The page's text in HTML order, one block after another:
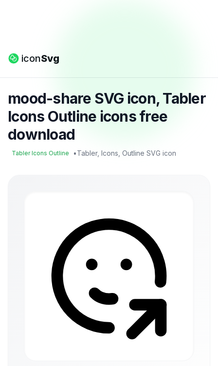
iconSvg
mood-share SVG icon, Tabler
Icons Outline icons free
download
Tabler Icons Outline •Tabler, Icons, Outline SVG icon